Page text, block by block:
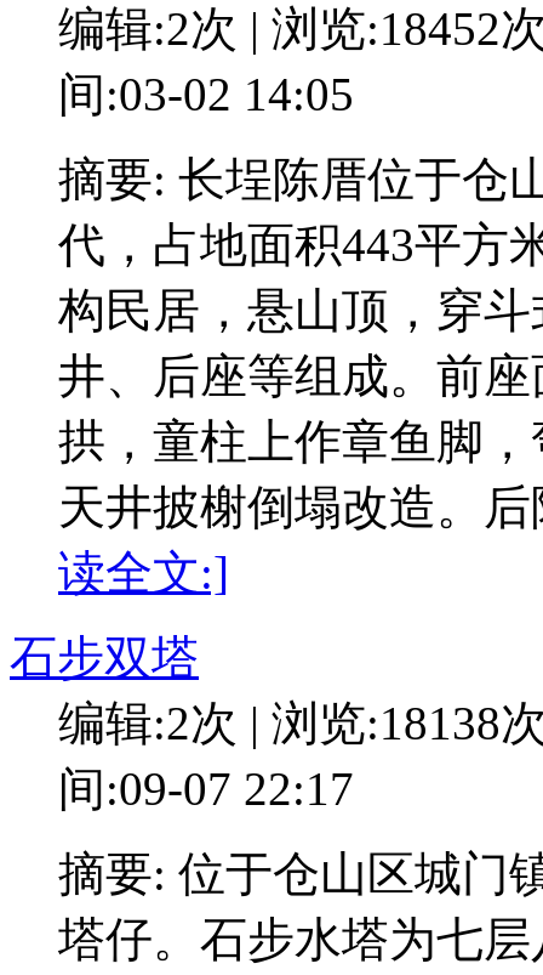
编辑:2次 | 浏览:18452
间:03-02 14:05
摘要: 长埕陈厝位于仓
代，占地面积443平方
构民居，悬山顶，穿
井、后座等组成。前
拱，童柱上作章鱼脚
天井披榭倒塌改造。
读全文:]
石步双塔
编辑:2次 | 浏览:18138
间:09-07 22:17
摘要: 位于仓山区城门
塔仔。石步水塔为七